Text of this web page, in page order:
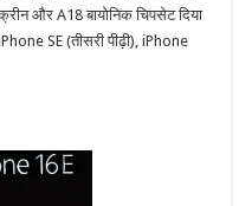
और A18 बायोनिक चिपसेट दिया
SE (तीसरी पीढ़ी), iPhone